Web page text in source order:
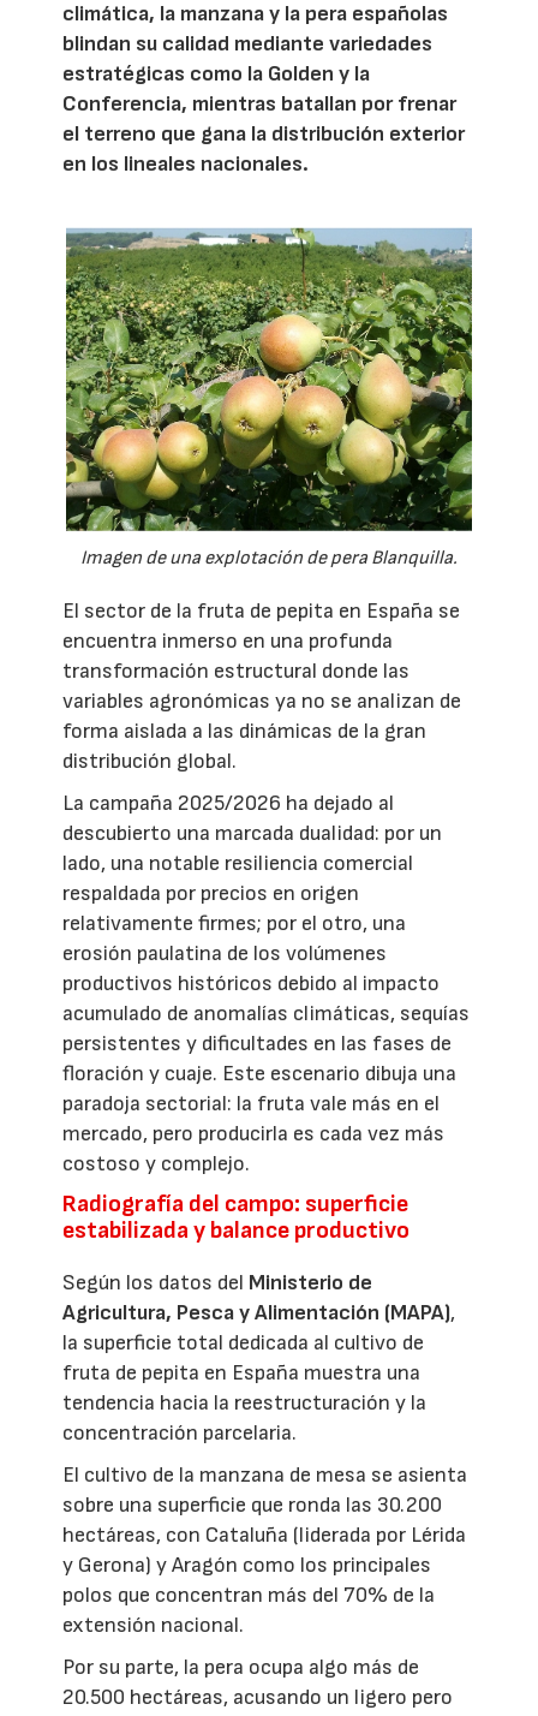
climática, la manzana y la pera españolas
blindan su calidad mediante variedades
estratégicas como la Golden y la
Conferencia, mientras batallan por frenar
el terreno que gana la distribución exterior
en los lineales nacionales.
Imagen de una explotación de pera Blanquilla.
El sector de la fruta de pepita en España se
encuentra inmerso en una profunda
transformación estructural donde las
variables agronómicas ya no se analizan de
forma aislada a las dinámicas de la gran
distribución global.
La campaña 2025/2026 ha dejado al
descubierto una marcada dualidad: por un
lado, una notable resiliencia comercial
respaldada por precios en origen
relativamente firmes; por el otro, una
erosión paulatina de los volúmenes
productivos históricos debido al impacto
acumulado de anomalías climáticas, sequías
persistentes y dificultades en las fases de
floración y cuaje. Este escenario dibuja una
paradoja sectorial: la fruta vale más en el
mercado, pero producirla es cada vez más
costoso y complejo.
Radiografía del campo: superficie
estabilizada y balance productivo
Según los datos del Ministerio de
Agricultura, Pesca y Alimentación (MAPA),
la superficie total dedicada al cultivo de
fruta de pepita en España muestra una
tendencia hacia la reestructuración y la
concentración parcelaria.
El cultivo de la manzana de mesa se asienta
sobre una superficie que ronda las 30.200
hectáreas, con Cataluña (liderada por Lérida
y Gerona) y Aragón como los principales
polos que concentran más del 70% de la
extensión nacional.
Por su parte, la pera ocupa algo más de
20.500 hectáreas, acusando un ligero pero